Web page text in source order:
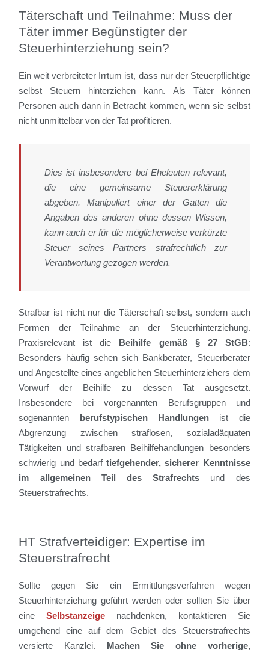
Täterschaft und Teilnahme: Muss der
Täter immer Begünstigter der
Steuerhinterziehung sein?
Ein weit verbreiteter Irrtum ist, dass nur der Steuerpflichtige
selbst Steuern hinterziehen kann. Als Täter können
Personen auch dann in Betracht kommen, wenn sie selbst
nicht unmittelbar von der Tat profitieren.
Dies ist insbesondere bei Eheleuten relevant,
die eine gemeinsame Steuererklärung
abgeben. Manipuliert einer der Gatten die
Angaben des anderen ohne dessen Wissen,
kann auch er für die möglicherweise verkürzte
Steuer seines Partners strafrechtlich zur
Verantwortung gezogen werden.
Strafbar ist nicht nur die Täterschaft selbst, sondern auch
Formen der Teilnahme an der Steuerhinterziehung.
Praxisrelevant ist die Beihilfe gemäß § 27 StGB:
Besonders häufig sehen sich Bankberater, Steuerberater
und Angestellte eines angeblichen Steuerhinterziehers dem
Vorwurf der Beihilfe zu dessen Tat ausgesetzt.
Insbesondere bei vorgenannten Berufsgruppen und
sogenannten berufstypischen Handlungen ist die
Abgrenzung zwischen straflosen, sozialadäquaten
Tätigkeiten und strafbaren Beihilfehandlungen besonders
schwierig und bedarftiefgehender, sicherer Kenntnisse
im allgemeinen Teil des Strafrechts und des
Steuerstrafrechts.
HT Strafverteidiger: Expertise im
Steuerstrafrecht
Sollte gegen Sie ein Ermittlungsverfahren wegen
Steuerhinterziehung geführt werden oder sollten Sie über
eineSelbstanzeige nachdenken, kontaktieren Sie
umgehend eine auf dem Gebiet des Steuerstrafrechts
versierte Kanzlei. Machen Sie ohne vorherige,